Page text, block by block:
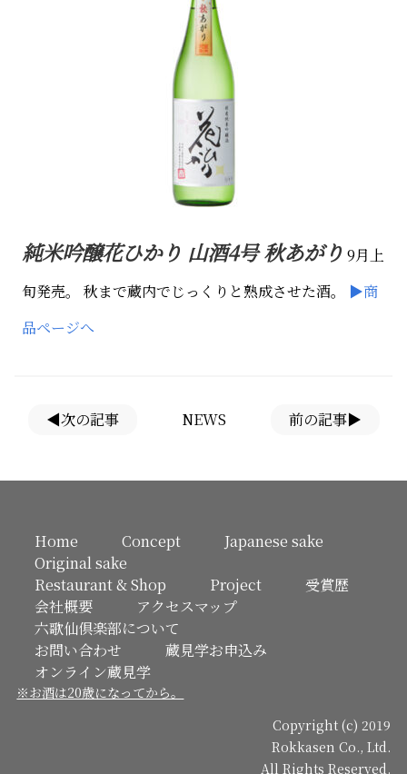
純米吟醸花ひかり 山酒4号 秋あがり 9月上
旬発売。
秋まで蔵内でじっくりと熟成させた酒。
▶商
品ページへ
◀次の記事 NEWS 前の記事▶
Home Concept
Japanese sake
Original sake
Restaurant & Shop
Project
受賞歴
会社概要
アクセスマップ
六歌仙倶楽部について
お問い合わせ
蔵見学お申込み
オンライン蔵見学
※お酒は20歳になってから。
Copyright (c) 2019
Rokkasen Co., Ltd.
All Rights Reserved.